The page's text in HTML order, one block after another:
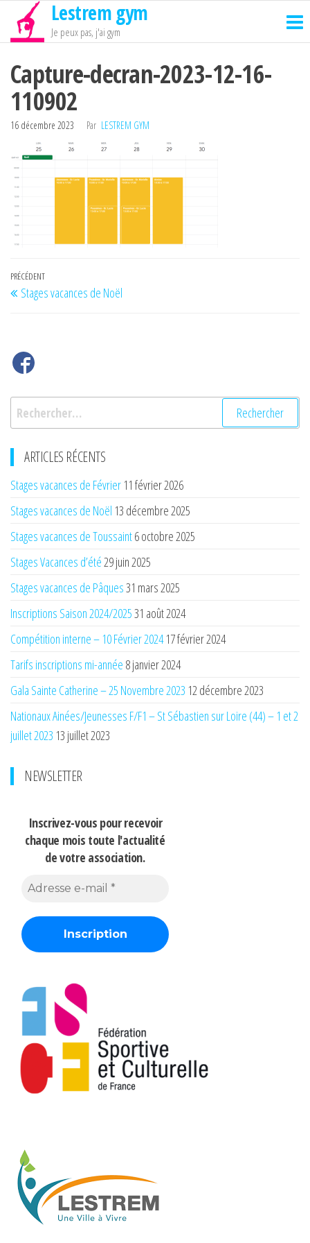
Passer
contenu
Lestrem gym
Je peux pas, j'ai gym
Capture-decran-2023-12-16-
110902
16 décembre 2023 Par LESTREM GYM
Navigation
de
Article
précédent
PRÉCÉDENT
Stages vacances de Noël
Rechercher :
ARTICLES RÉCENTS
Stages vacances de Février 11 février 2026
Stages vacances de Noël 13 décembre 2025
Stages vacances de Toussaint6 octobre 2025
Stages Vacances d’été29 juin 2025
Stages vacances de Pâques31 mars 2025
Inscriptions Saison 2024/202531 août 2024
Compétition interne – 10 Février 2024 17 février 2024
Tarifs inscriptions mi-année 8 janvier 2024
Gala Sainte Catherine – 25 Novembre 2023 12 décembre 2023
Nationaux Ainées/Jeunesses F/F1 – St Sébastien sur Loire (44) – 1 et 2
juillet 2023 13 juillet 2023
NEWSLETTER
Inscrivez-vous pour recevoir
chaque mois toute l'actualité
de votre association.